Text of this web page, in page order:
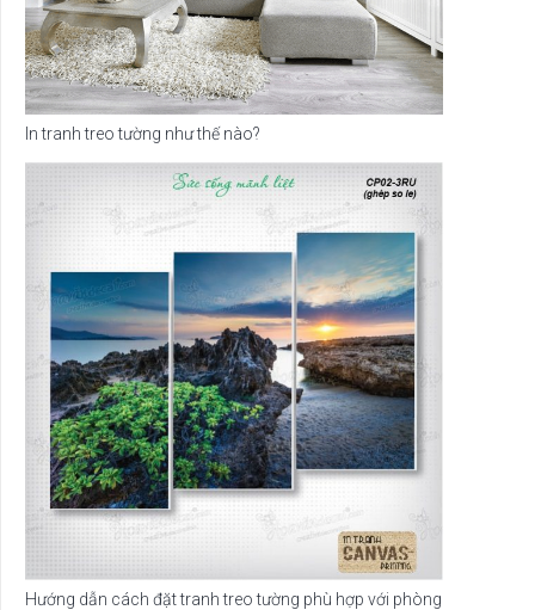
In tranh treo tường như thế nào?
Hướng dẫn cách đặt tranh treo tường phù hợp với phòng